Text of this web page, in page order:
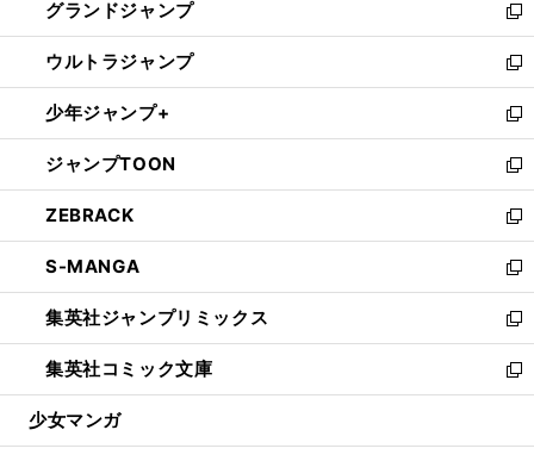
で
開
く
ド
ウ
で
開
く
ィ
ン
ド
ウ
で
開
く
い
ウ
ィ
ン
ド
ウ
で
開
く
グランドジャンプ
新
し
い
ウ
ィ
ン
ド
ウ
で
開
く
ウルトラジャンプ
新
し
い
ウ
ィ
ン
ド
ウ
で
開
く
少年ジャンプ+
新
し
い
ウ
ィ
ン
ド
ウ
で
開
く
ジャンプTOON
新
し
い
ウ
ィ
ン
ド
ウ
で
開
ZEBRACK
新
し
い
ウ
ィ
ン
ド
ウ
開
S-MANGA
新
し
い
ウ
ィ
ン
ウ
集英社ジャンプリミックス
新
し
い
ウ
ン
集英社コミック文庫
新
し
ウ
少女マンガ